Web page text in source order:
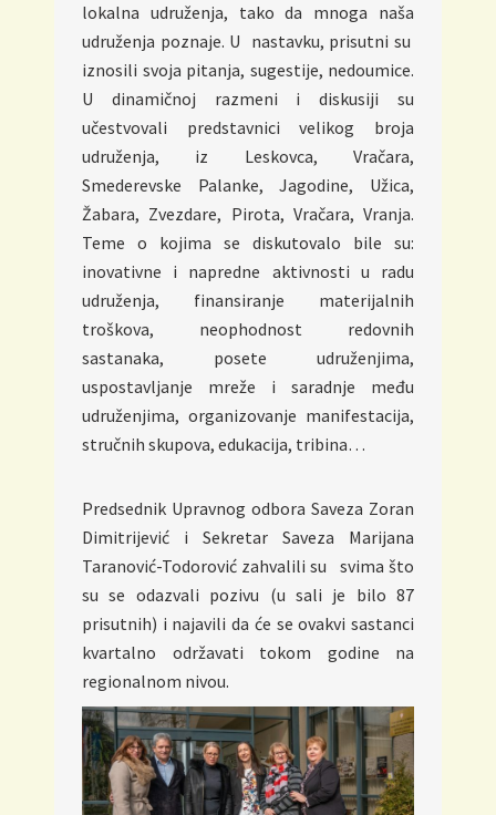
lokalna udruženja, tako da mnoga naša
udruženja poznaje. U nastavku, prisutni su
iznosili svoja pitanja, sugestije, nedoumice.
U dinamičnoj razmeni i diskusiji su
učestvovali predstavnici velikog broja
udruženja, iz Leskovca, Vračara,
Smederevske Palanke, Jagodine, Užica,
Žabara, Zvezdare, Pirota, Vračara, Vranja.
Teme o kojima se diskutovalo bile su:
inovativne i napredne aktivnosti u radu
udruženja, finansiranje materijalnih
troškova, neophodnost redovnih
sastanaka, posete udruženjima,
uspostavljanje mreže i saradnje među
udruženjima, organizovanje manifestacija,
stručnih skupova, edukacija, tribina…
Predsednik Upravnog odbora Saveza Zoran
Dimitrijević i Sekretar Saveza Marijana
Taranović-Todorović zahvalili su svima što
su se odazvali pozivu (u sali je bilo 87
prisutnih) i najavili da će se ovakvi sastanci
kvartalno održavati tokom godine na
regionalnom nivou.